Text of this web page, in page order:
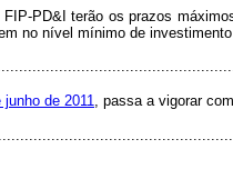
PD&I terão os prazos
no nível mínimo de
junho de 2011, passa a vigorar